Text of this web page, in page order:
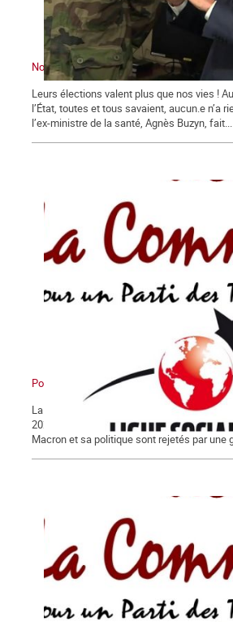
Nous sommes en guerre … contre Macron !
Leurs élections valent plus que nos vies !
l’État, toutes et tous savaient, aucun.e n’a
l’ex-ministre de la santé, Agnès Buzyn, fait...
Pour en finir avec Macron !
La Lettre de La Commune, nouvelle série, n°
2020 Après 56 jours d’un conflit historique,
Macron et sa politique sont rejetés par une